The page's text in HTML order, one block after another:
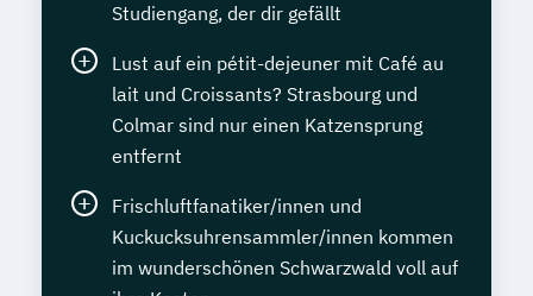
Studiengang, der dir gefällt
Lust auf ein pétit-dejeuner mit Café au
lait und Croissants? Strasbourg und
Colmar sind nur einen Katzensprung
entfernt
Frischluftfanatiker/innen und
Kuckucksuhrensammler/innen kommen
im wunderschönen Schwarzwald voll auf